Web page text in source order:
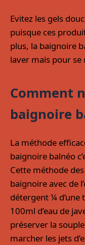
Evitez les gels
puisque ces
plus, la baignoire
laver mais pour se
Comment
baignoire
La méthode
baignoire balnéo
Cette méthode
baignoire avec de
détergent ¼ d’une
100ml d’eau de
préserver la
marcher les jets